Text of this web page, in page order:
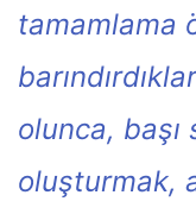
tamamlama
olunca,
oluşturmak,